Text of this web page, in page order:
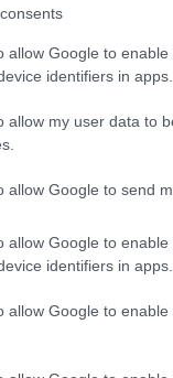
allow Google to
identifiers in apps.
allow my user data to
allow Google to send
allow Google to
identifiers in apps.
allow Google to
σε
Πηλίου,
Πλαστήρα,
και
Δημοτική